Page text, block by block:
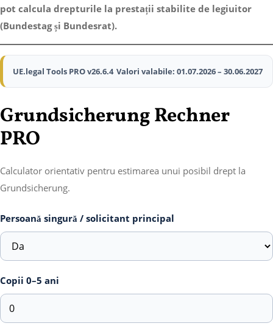
pot calcula drepturile la prestații stabilite de legiuitor
(Bundestag și Bundesrat).
UE.legal Tools PRO v26.6.4 Valori valabile: 01.07.2026 – 30.06.2027
Grundsicherung Rechner
PRO
Calculator orientativ pentru estimarea unui posibil drept la
Grundsicherung.
Persoană singură / solicitant principal
Copii 0–5 ani